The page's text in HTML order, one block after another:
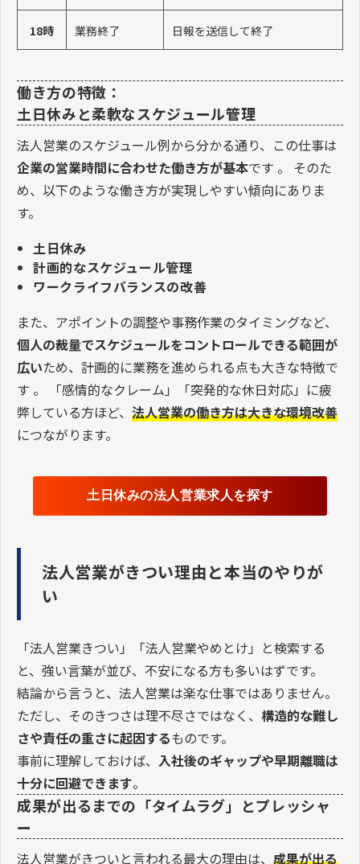
18時 業務終了 日報を送信して終了
働き方の特徴：
土日休みと柔軟なスケジュール管理
法人営業のスケジュール例から分かる通り、この仕事は
企業の営業時間に合わせた働き方が基本です 。 そのた
め、以下のような働き方が実現しやすい傾向にありま
す。
土日休み
計画的なスケジュール管理
ワークライフバランスの改善
また、アポイントの調整や事務作業のタイミングなど、
個人の裁量でスケジュールをコントロールできる範囲が
広いため、計画的に業務を進められる点も大きな特徴で
す 。 「感情的なクレーム」「突発的な休日対応」に疲
弊している方ほど、 法人営業の働き方は大きな環境改善
につながります。
土日休みの法人営業求人を探す
法人営業がきつい理由と本当のやりが
い
「法人営業きつい」「法人営業やめとけ」と検索する
と、強い言葉が並び、不安になる方も多いはずです。
結論から言うと、法人営業は楽な仕事ではありません。
ただし、そのきつさは理不尽さではなく、 構造的な難し
さや責任の重さに起因するものです。
事前に理解しておけば、 入社後のギャップや早期離職は
十分に回避できます。
成果が出るまでの「タイムラグ」とプレッシャ
ー
法人営業がきついと言われる最大の理由は、 成果が出る